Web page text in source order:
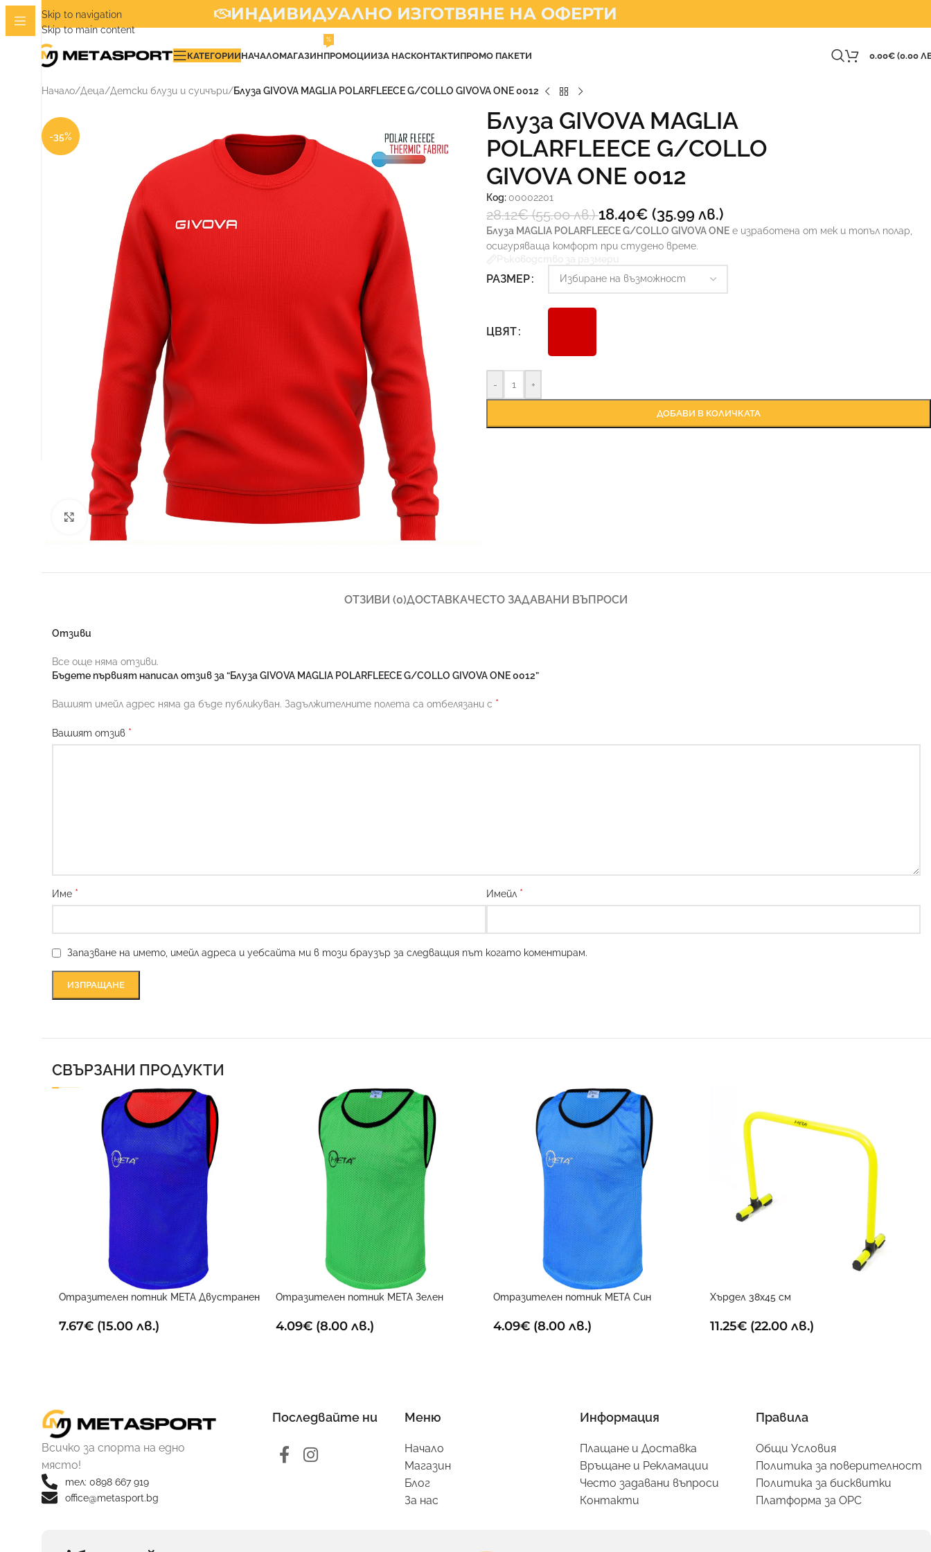
Skip to navigation
Skip to main content
ИНДИВИДУАЛНО ИЗГОТВЯНЕ НА ОФЕРТИ
КАТЕГОРИИНАЧАЛОМАГАЗИНПРОМОЦИИ
%
ЗА НАСКОНТАКТИПРОМО ПАКЕТИ 0.00€ (0.00
Начало/Деца/Детски блузи и суичъри/Блуза GIVOVA MAGLIA POLARFLEECE G/COLLO GIVOVA ONE 0012
-35%
Увеличи
Блуза GIVOVA MAGLIA
POLARFLEECE G/COLLO
GIVOVA ONE 0012
Код: 00002201
28.12€(55.00 лв.)18.40€ (35.99 лв.)
Блуза MAGLIA POLARFLEECE G/COLLO GIVOVA ONE е изработена от мек и топъл полар,
осигуряваща комфорт при студено време.
РАЗМЕР
ЦВЯТ
- +
ДОБАВИ В КОЛИЧКАТА
ОТЗИВИ (0)ДОСТАВКАЧЕСТО ЗАДАВАНИ ВЪПРОСИ
Отзиви
Все още няма отзиви.
Бъдете първият написал отзив за “Блуза GIVOVA MAGLIA POLARFLEECE G/COLLO GIVOVA ONE 0012”
Вашият имейл адрес няма да бъде публикуван. Задължителните полета са отбелязани с *
Вашият отзив *
Име * Имейл *
Запазване на името, имейл адреса и уебсайта ми в този браузър за следващия път когато коментирам.
СВЪРЗАНИ ПРОДУКТИ
Отразителен потник META Двустранен
7.67€ (15.00 лв.)
Отразителен потник META Зелен
4.09€ (8.00 лв.)
Отразителен потник META Син
4.09€(8.00 лв.)
Хърдел 38х45 см
11.25€ (22.00 лв.)
Всичко за спорта на едно
място!
тел: 0898 667 919
office@metasport.bg
Последвайте ни Меню
Начало
Магазин
Блог
За нас
Информация
Плащане и Доставка
Връщане и Рекламации
Често задавани въпроси
Контакти
Правила
Общи Условия
Политика за поверителност
Политика за бисквитки
Платформа за ОРС